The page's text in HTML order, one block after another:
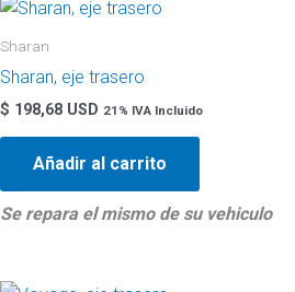
Sharan
Sharan, eje trasero
$ 198,68 USD 21% IVA Incluido
Añadir al carrito
Se repara el mismo de su vehiculo